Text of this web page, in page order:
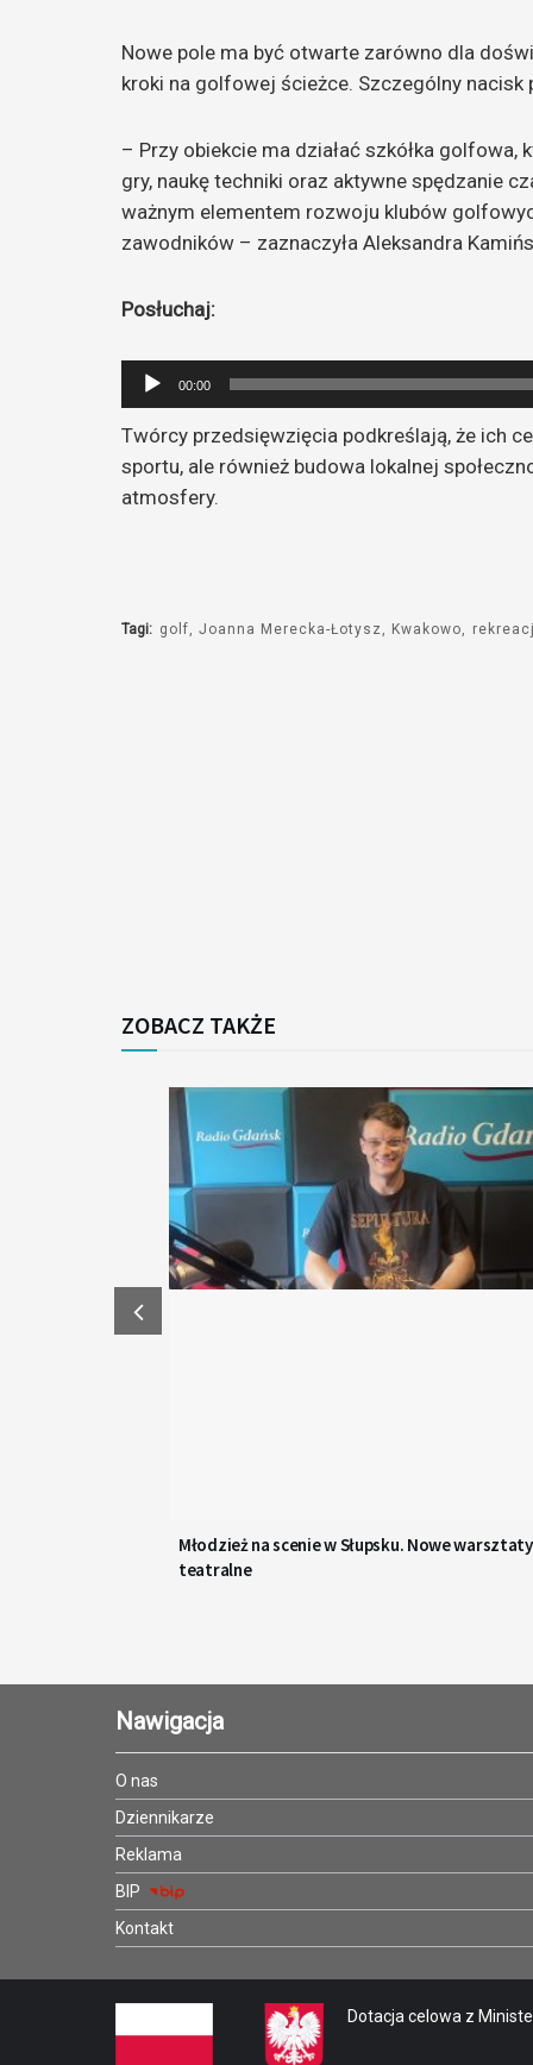
Nowe pole ma być otwarte zarówno dla
kroki na golfowej ścieżce. Szczególny nacisk
– Przy obiekcie ma działać szkółka
gry, naukę techniki oraz aktywne spędzanie
ważnym elementem rozwoju klubów
zawodników – zaznaczyła Aleksandra
Posłuchaj:
Odtwarzacz
plików
dźwiękowych
00:00
Twórcy przedsięwzięcia podkreślają, że ich
sportu, ale również budowa lokalnej
atmosfery.
Tagi: golf Joanna Merecka-Łotysz Kwakowo
ZOBACZ TAKŻE
Młodzież na scenie w Słupsku. Nowe warsztaty
teatralne
Nawigacja
O nas
Dziennikarze
Reklama
BIP
Kontakt
Dotacja celowa z